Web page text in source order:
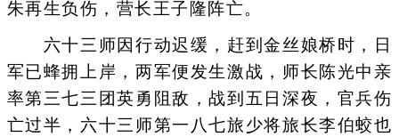
朱再生负伤，营长王子隆阵亡。
六十三师因行动迟缓，赶到金丝娘桥时，日
军已蜂拥上岸，两军便发生激战，师长陈光中亲
率第三七三团英勇阻敌，战到五日深夜，官兵伤
亡过半，六十三师第一八七旅少将旅长李伯蛟也